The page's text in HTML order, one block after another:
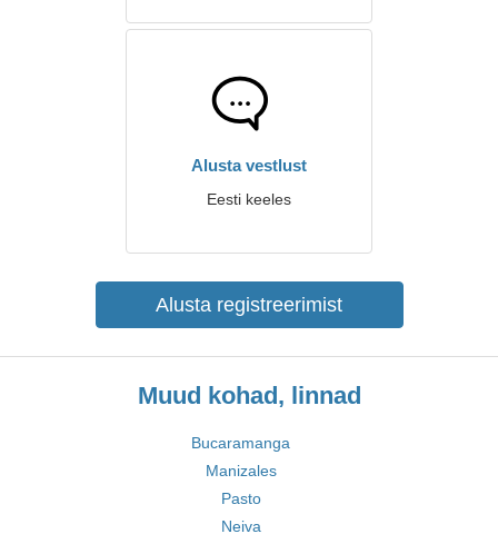
Alusta vestlust
Eesti keeles
Alusta registreerimist
Muud kohad, linnad
Bucaramanga
Manizales
Pasto
Neiva